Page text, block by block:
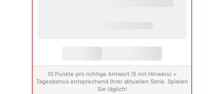
10 Punkte pro richtige Antwort (5 mit Hinweis) +
Tagesbonus entsprechend Ihrer aktuellen Serie. Spielen
Sie täglich!